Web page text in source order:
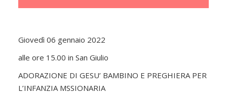
Giovedì 06 gennaio 2022
alle ore 15.00 in San Giulio
ADORAZIONE DI GESU’ BAMBINO E PREGHIERA PER
L’INFANZIA MSSIONARIA